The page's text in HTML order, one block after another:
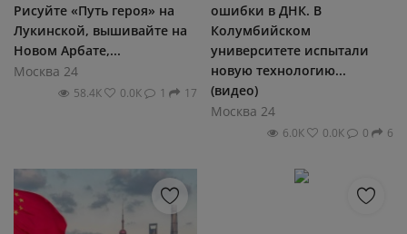
Рисуйте «Путь героя» на
Лукинской, вышивайте на
Новом Арбате,...
Москва 24
58.4К 0.0К 1 17
ошибки в ДНК. В
Колумбийском
университете испытали
новую технологию...
(видео)
Москва 24
6.0К 0.0К 0 6